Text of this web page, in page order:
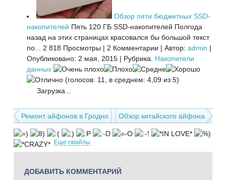
Обзор пяти бюджетных SSD-
накопителей Пять 120 ГБ SSD-накопителей Полгода
назад на этих страницах красовался бы большой текст
по...
2 818 Просмотры | 2 Комментарии | Автор: admin |
Опубликовано: 2 мая, 2015 | Рубрика: Накопители
данных
(голосов: 11, в среднем: 4,09 из 5)
Загрузка...
Ремонт айфонов в Гродно Обзор китайского айфона
Еще смайлы
ДОБАВИТЬ КОММЕНТАРИЙ